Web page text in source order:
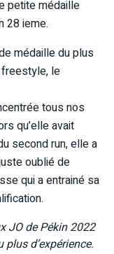
petite médaille
28 ieme.
médaille du plus
freestyle, le
tous nos
qu’elle avait
second run, elle a
oublié de
qui a entrainé sa
JO de Pékin 2022
d’expérience.